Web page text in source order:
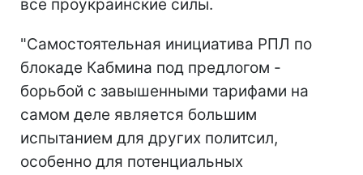
все проукраинские силы.
"Самостоятельная инициатива РПЛ по
блокаде Кабмина под предлогом -
борьбой с завышенными тарифами на
самом деле является большим
испытанием для других политсил,
особенно для потенциальных